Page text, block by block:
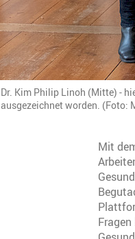
Dr. Kim Philip Linoh (Mitte) -
ausgezeichnet worden. (Foto:
Mit